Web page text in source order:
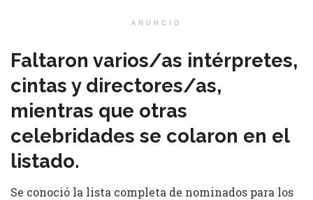
ANUNCIO
Faltaron varios/as intérpretes,
cintas y directores/as,
mientras que otras
celebridades se colaron en el
listado.
Se conoció la lista completa de nominados para los